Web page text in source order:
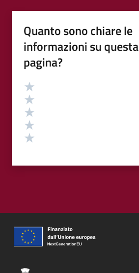
Quanto sono chiare le
informazioni su questa
pagina?
Valutazione